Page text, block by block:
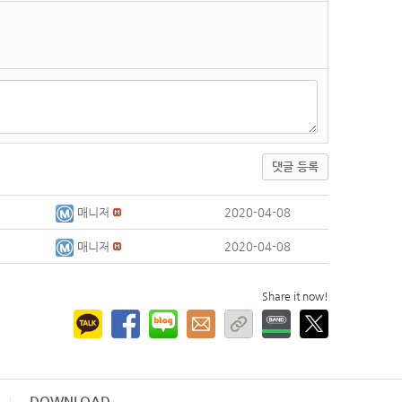
댓글 등록
매니저 2020-04-08
매니저 2020-04-08
Share it now!